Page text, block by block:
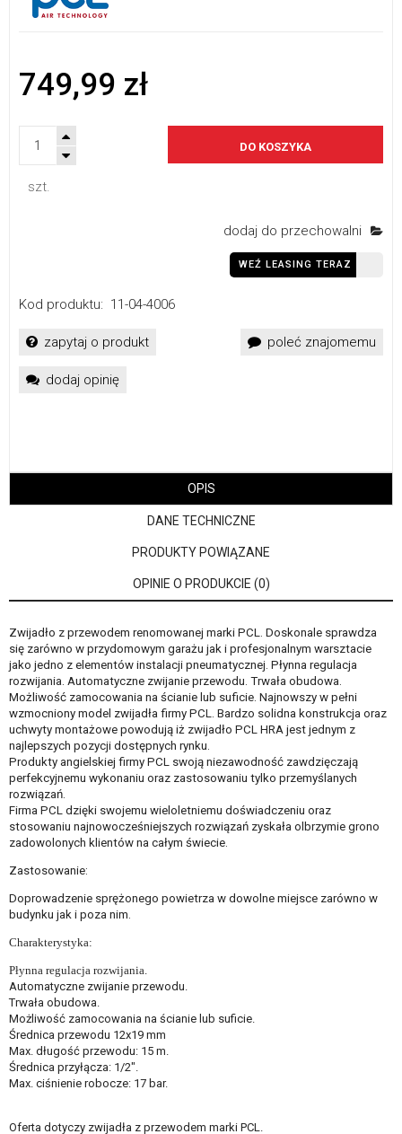
749,99 zł
szt.
DO KOSZYKA
dodaj do przechowalni
WEŹ LEASING TERAZ
Kod produktu: 11-04-4006
zapytaj o produkt poleć znajomemu
dodaj opinię
OPIS
DANE TECHNICZNE
PRODUKTY POWIĄZANE
OPINIE O PRODUKCIE (0)
Zwijadło z przewodem renomowanej marki PCL. Doskonale sprawdza
się zarówno w przydomowym garażu jak i profesjonalnym warsztacie
jako jedno z elementów instalacji pneumatycznej. Płynna regulacja
rozwijania. Automatyczne zwijanie przewodu. Trwała obudowa.
Możliwość zamocowania na ścianie lub suficie. Najnowszy w pełni
wzmocniony model zwijadła firmy PCL. Bardzo solidna konstrukcja oraz
uchwyty montażowe powodują iż zwijadło PCL HRA jest jednym z
najlepszych pozycji dostępnych rynku.
Produkty angielskiej firmy PCL swoją niezawodność zawdzięczają
perfekcyjnemu wykonaniu oraz zastosowaniu tylko przemyślanych
rozwiązań.
Firma PCL dzięki swojemu wieloletniemu doświadczeniu oraz
stosowaniu najnowocześniejszych rozwiązań zyskała olbrzymie grono
zadowolonych klientów na całym świecie.
Zastosowanie:
Doprowadzenie sprężonego powietrza w dowolne miejsce zarówno w
budynku jak i poza nim.
Charakterystyka:
Płynna regulacja rozwijania.
Automatyczne zwijanie przewodu.
Trwała obudowa.
Możliwość zamocowania na ścianie lub suficie.
Średnica przewodu 12x19 mm
Max. długość przewodu: 15 m.
Średnica przyłącza: 1/2".
Max. ciśnienie robocze: 17 bar.
Oferta dotyczy zwijadła z przewodem marki PCL.